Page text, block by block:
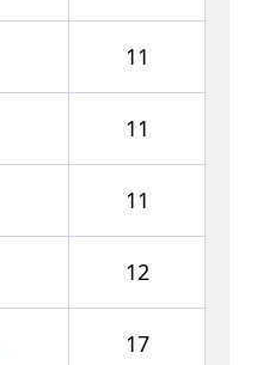
11
11
11
12
17